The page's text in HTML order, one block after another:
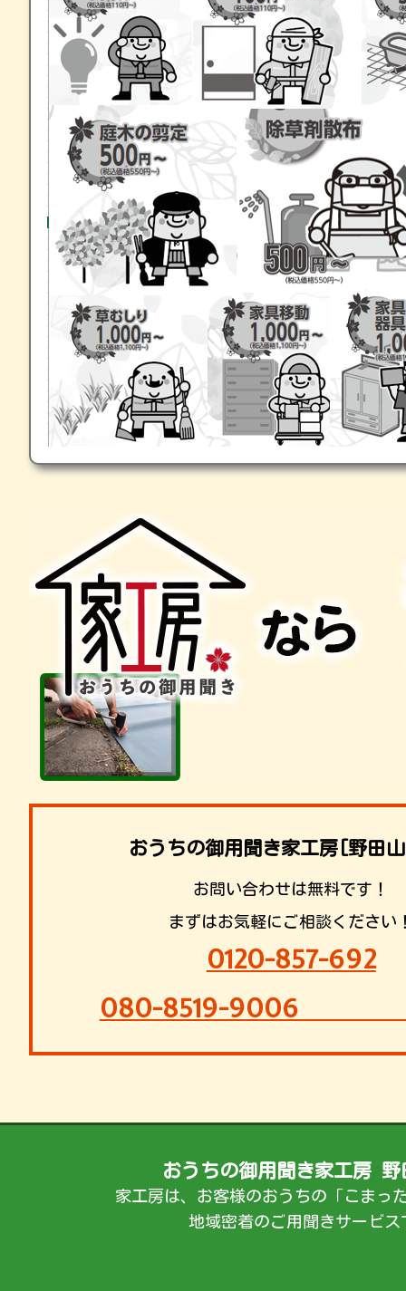
おうちの御用聞き家工房[野田
お問い合わせは無料です！
まずはお気軽にご相談ください
0120-857-692
080-8519-
おうちの御用聞き家工房 野
家工房は、お客様のおうちの「こまっ
地域密着のご用聞きサービス